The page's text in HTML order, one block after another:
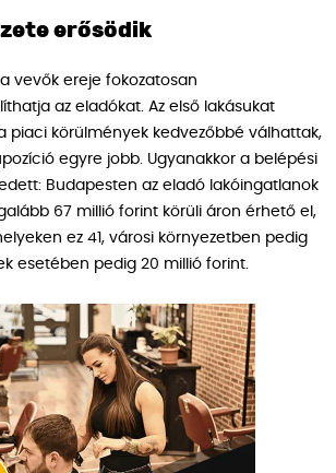
erősödik
vevők ereje fokozatosan
az eladókat. Az első lakásukat
piaci körülmények kedvezőbbé válhattak,
egyre jobb. Ugyanakkor a belépési
Budapesten az eladó lakóingatlanok
67 millió forint körüli áron érhető el,
ez 41, városi környezetben pedig
esetében pedig 20 millió forint.